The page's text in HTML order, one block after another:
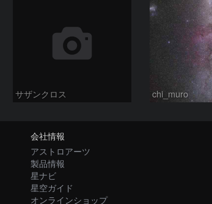
サザンクロス chi_muro
会社情報
アストロアーツ
製品情報
星ナビ
星空ガイド
オンラインショップ